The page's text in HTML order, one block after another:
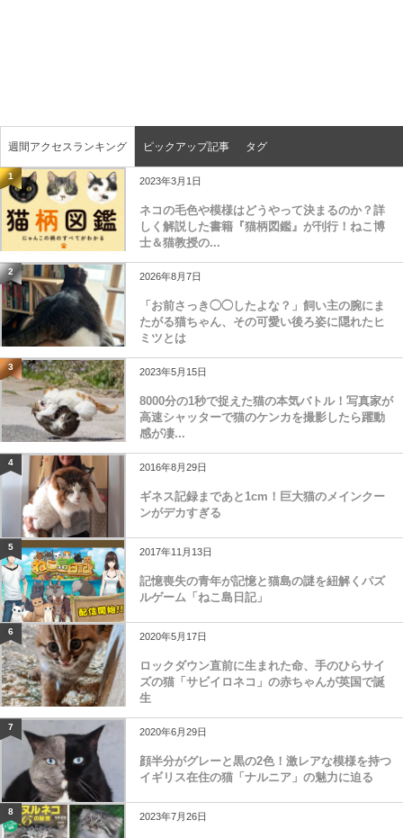
週間アクセスランキング ピックアップ記事 タグ
1 2023年3月1日
ネコの毛色や模様はどうやって決まるのか？詳
しく解説した書籍『猫柄図鑑』が刊行！ねこ博
士＆猫教授の...
2 2026年8月7日
「お前さっき◯◯したよな？」飼い主の腕にま
たがる猫ちゃん、その可愛い後ろ姿に隠れたヒ
ミツとは
3 2023年5月15日
8000分の1秒で捉えた猫の本気バトル！写真家が
高速シャッターで猫のケンカを撮影したら躍動
感が凄...
4 2016年8月29日
ギネス記録まであと1cm！巨大猫のメインクー
ンがデカすぎる
5 2017年11月13日
記憶喪失の青年が記憶と猫島の謎を紐解くパズ
ルゲーム「ねこ島日記」
6 2020年5月17日
ロックダウン直前に生まれた命、手のひらサイ
ズの猫「サビイロネコ」の赤ちゃんが英国で誕
生
7 2020年6月29日
顔半分がグレーと黒の2色！激レアな模様を持つ
イギリス在住の猫「ナルニア」の魅力に迫る
8 2023年7月26日